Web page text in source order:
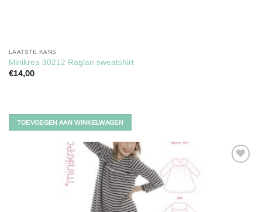
LAATSTE KANS
Minikrea 30212 Raglan sweatshirt
€14,00
TOEVOEGEN AAN WINKELWAGEN